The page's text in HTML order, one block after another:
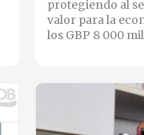
protegiendo al
valor para la
los GBP 8 000